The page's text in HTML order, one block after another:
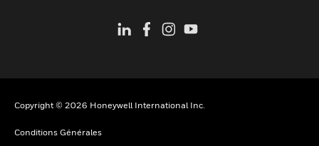
Copyright © 2026 Honeywell International Inc.
Conditions Générales